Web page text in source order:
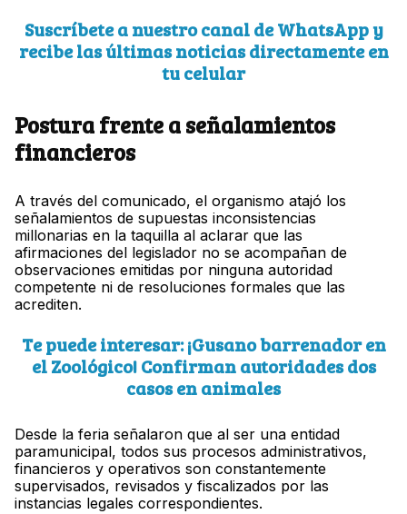
Suscríbete a nuestro canal de WhatsApp y
recibe las últimas noticias directamente en
tu celular
Postura frente a señalamientos
financieros
A través del comunicado, el organismo atajó los
señalamientos de supuestas inconsistencias
millonarias en la taquilla al aclarar que las
afirmaciones del legislador no se acompañan de
observaciones emitidas por ninguna autoridad
competente ni de resoluciones formales que las
acrediten.
Te puede interesar: ¡Gusano barrenador en
el Zoológico! Confirman autoridades dos
casos en animales
Desde la feria señalaron que al ser una entidad
paramunicipal, todos sus procesos administrativos,
financieros y operativos son constantemente
supervisados, revisados y fiscalizados por las
instancias legales correspondientes.